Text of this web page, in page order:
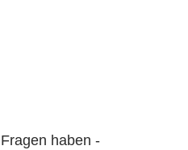
haben -